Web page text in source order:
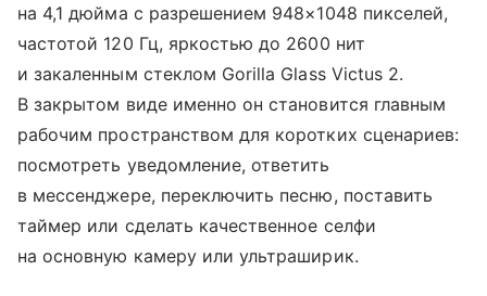
на 4,1 дюйма с разрешением 948×1048 пикселей,
частотой 120 Гц, яркостью до 2600 нит
и закаленным стеклом Gorilla Glass Victus 2.
В закрытом виде именно он становится главным
рабочим пространством для коротких сценариев:
посмотреть уведомление, ответить
в мессенджере, переключить песню, поставить
таймер или сделать качественное селфи
на основную камеру или ультраширик.